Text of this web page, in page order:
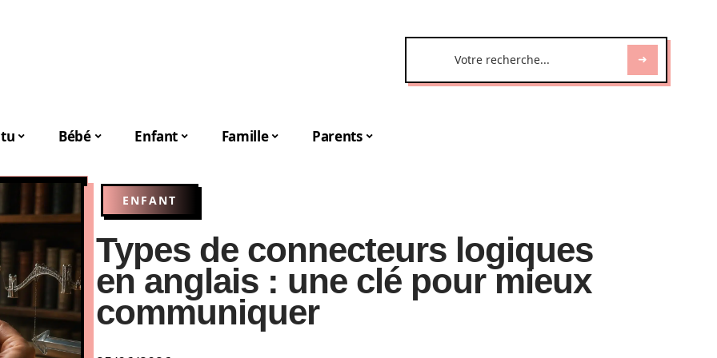
Bébé Enfant Famille Parents
ENFANT
Types de connecteurs logiques
en anglais : une clé pour mieux
communiquer